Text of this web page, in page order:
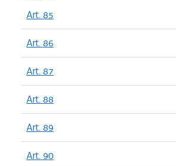
Art. 85
Art. 86
Art. 87
Art. 88
Art. 89
Art. 90